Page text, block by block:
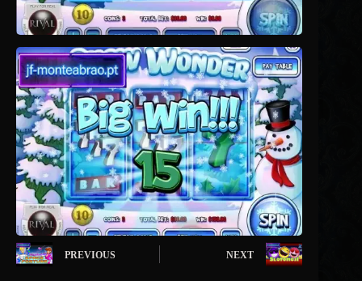
PREVIOUS NEXT